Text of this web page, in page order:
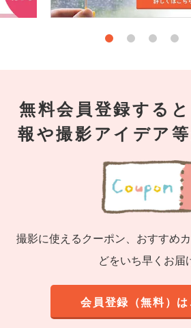
無料会員登録する
報や撮影アイデア
撮影に使えるクーポン、おすすめ
どをいち早くお届
会員登録（無料）は